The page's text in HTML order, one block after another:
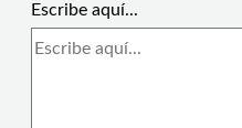
Escribe aquí...